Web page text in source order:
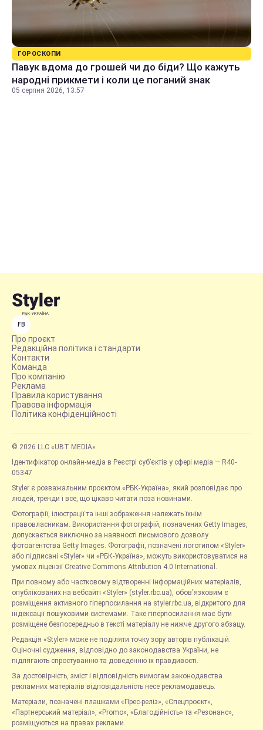
ГОРОСКОПИ
Павук вдома до грошей чи до біди? Що кажуть
народні прикмети і коли це поганий знак
05 серпня 2026, 13:57
FB
Про проєкт
Редакційна політика і стандарти
Контакти
Команда
Про компанію
Реклама
Правила користування
Правова інформація
Політика конфіденційності
© 2026 LLC «UBT MEDIA»
Ідентифікатор онлайн-медіа в Реєстрі суб’єктів у сфері медіа — R40-
05347
Styler є розважальним проєктом «РБК-Україна», який розповідає про
людей, тренди і все, що цікаво читати поза новинами.
Фотографії, ілюстрації та інші зображення належать їхнім
правовласникам. Використання фотографій, позначених Getty Images,
допускається виключно за наявності письмового дозволу
фотоагентства Getty Images. Фотографії, позначені логотипом «Styler»
або підписані «Styler» чи «РБК-Україна», можуть використовуватися на
умовах ліцензії Creative Commons Attribution 4.0 International.
При повному або частковому відтворенні інформаційних матеріалів,
опублікованих на вебсайті «Styler» (styler.rbc.ua), обов'язковим є
розміщення активного гіперпосилання на styler.rbc.ua, відкритого для
індексації пошуковими системами. Таке гіперпосилання має бути
розміщене безпосередньо в тексті матеріалу не нижче другого абзацу.
Редакція «Styler» може не поділяти точку зору авторів публікацій.
Оціночні судження, відповідно до законодавства України, не
підлягають спростуванню та доведенню їх правдивості.
За достовірність, зміст і відповідність вимогам законодавства
рекламних матеріалів відповідальність несе рекламодавець.
Матеріали, позначені плашками «Прес-реліз», «Спецпроєкт»,
«Партнерський матеріал», «Promo», «Благодійність» та «Резонанс»,
розміщуються на правах реклами.